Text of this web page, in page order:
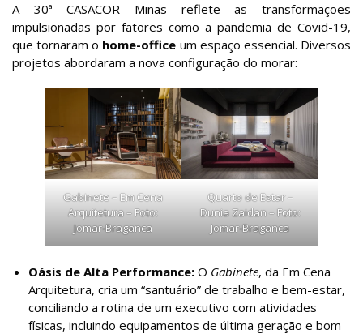
A 30ª CASACOR Minas reflete as transformações
impulsionadas por fatores como a pandemia de Covid-19,
que tornaram o home-office um espaço essencial. Diversos
projetos abordaram a nova configuração do morar:
Gabinete – Em Cena
Arquitetura – Foto:
Jomar-Braganca
Quarto de Estar –
Dunia Zaidan – Foto:
Jomar-Braganca
Oásis de Alta Performance: O Gabinete, da Em Cena
Arquitetura, cria um “santuário” de trabalho e bem-estar,
conciliando a rotina de um executivo com atividades
físicas, incluindo equipamentos de última geração e bom